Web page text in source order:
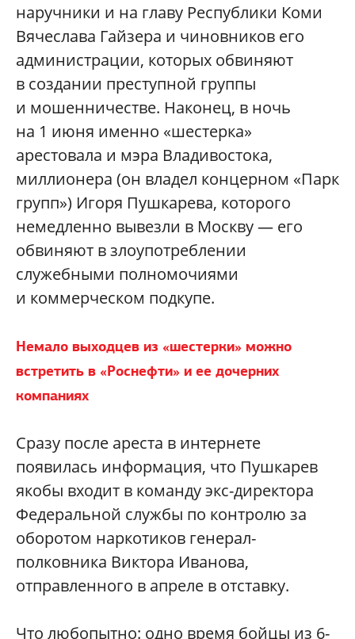
наручники и на главу Республики Коми
Вячеслава Гайзера и чиновников его
администрации, которых обвиняют
в создании преступной группы
и мошенничестве. Наконец, в ночь
на 1 июня именно «шестерка»
арестовала и мэра Владивостока,
миллионера (он владел концерном «Парк
групп») Игоря Пушкарева, которого
немедленно вывезли в Москву — его
обвиняют в злоупотреблении
служебными полномочиями
и коммерческом подкупе.
Немало выходцев из «шестерки» можно
встретить в «Роснефти» и ее дочерних
компаниях
Сразу после ареста в интернете
появилась информация, что Пушкарев
якобы входит в команду экс-директора
Федеральной службы по контролю за
оборотом наркотиков генерал-
полковника Виктора Иванова,
отправленного в апреле в отставку.
Что любопытно: одно время бойцы из 6-